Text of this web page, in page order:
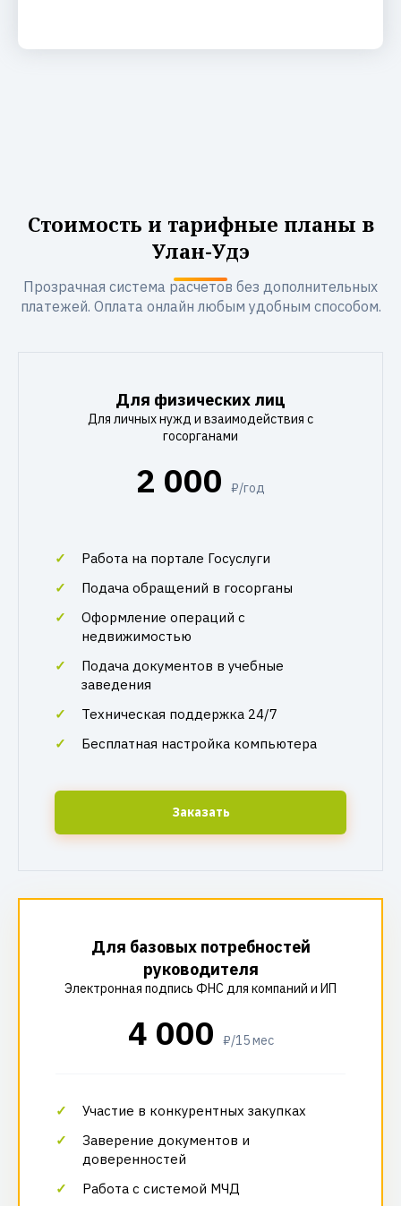
Стоимость и тарифные планы в
Улан-Удэ
Прозрачная система расчетов без дополнительных
платежей. Оплата онлайн любым удобным способом.
Для физических лиц
Для личных нужд и взаимодействия с
госорганами
2 000 ₽/год
Работа на портале Госуслуги
Подача обращений в госорганы
Оформление операций с
недвижимостью
Подача документов в учебные
заведения
Техническая поддержка 24/7
Бесплатная настройка компьютера
Заказать
Для базовых потребностей
руководителя
Электронная подпись ФНС для компаний и ИП
4 000 ₽/15 мес
Участие в конкурентных закупках
Заверение документов и
доверенностей
Работа с системой МЧД